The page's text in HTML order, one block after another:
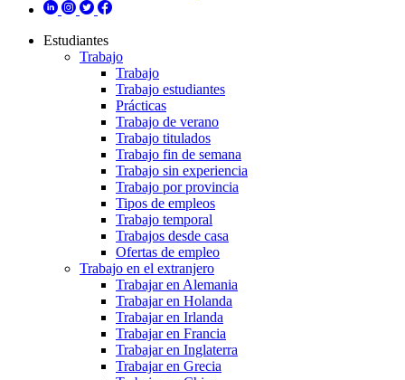
Estudiantes
Trabajo
Trabajo
Trabajo estudiantes
Prácticas
Trabajo de verano
Trabajo titulados
Trabajo fin de semana
Trabajo sin experiencia
Trabajo por provincia
Tipos de empleos
Trabajo temporal
Trabajos desde casa
Ofertas de empleo
Trabajo en el extranjero
Trabajar en Alemania
Trabajar en Holanda
Trabajar en Irlanda
Trabajar en Francia
Trabajar en Inglaterra
Trabajar en Grecia